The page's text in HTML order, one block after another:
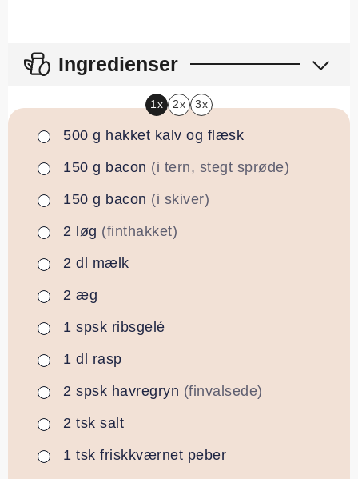
Ingredienser
1x 2x 3x
▢
500 g hakket kalv og flæsk
▢
150 g bacon (i tern, stegt sprøde)
▢
150 g bacon (i skiver)
▢
2 løg (finthakket)
▢
2 dl mælk
▢
2 æg
▢
1 spsk ribsgelé
▢
1 dl rasp
▢
2 spsk havregryn (finvalsede)
▢
2 tsk salt
▢
1 tsk friskkværnet peber